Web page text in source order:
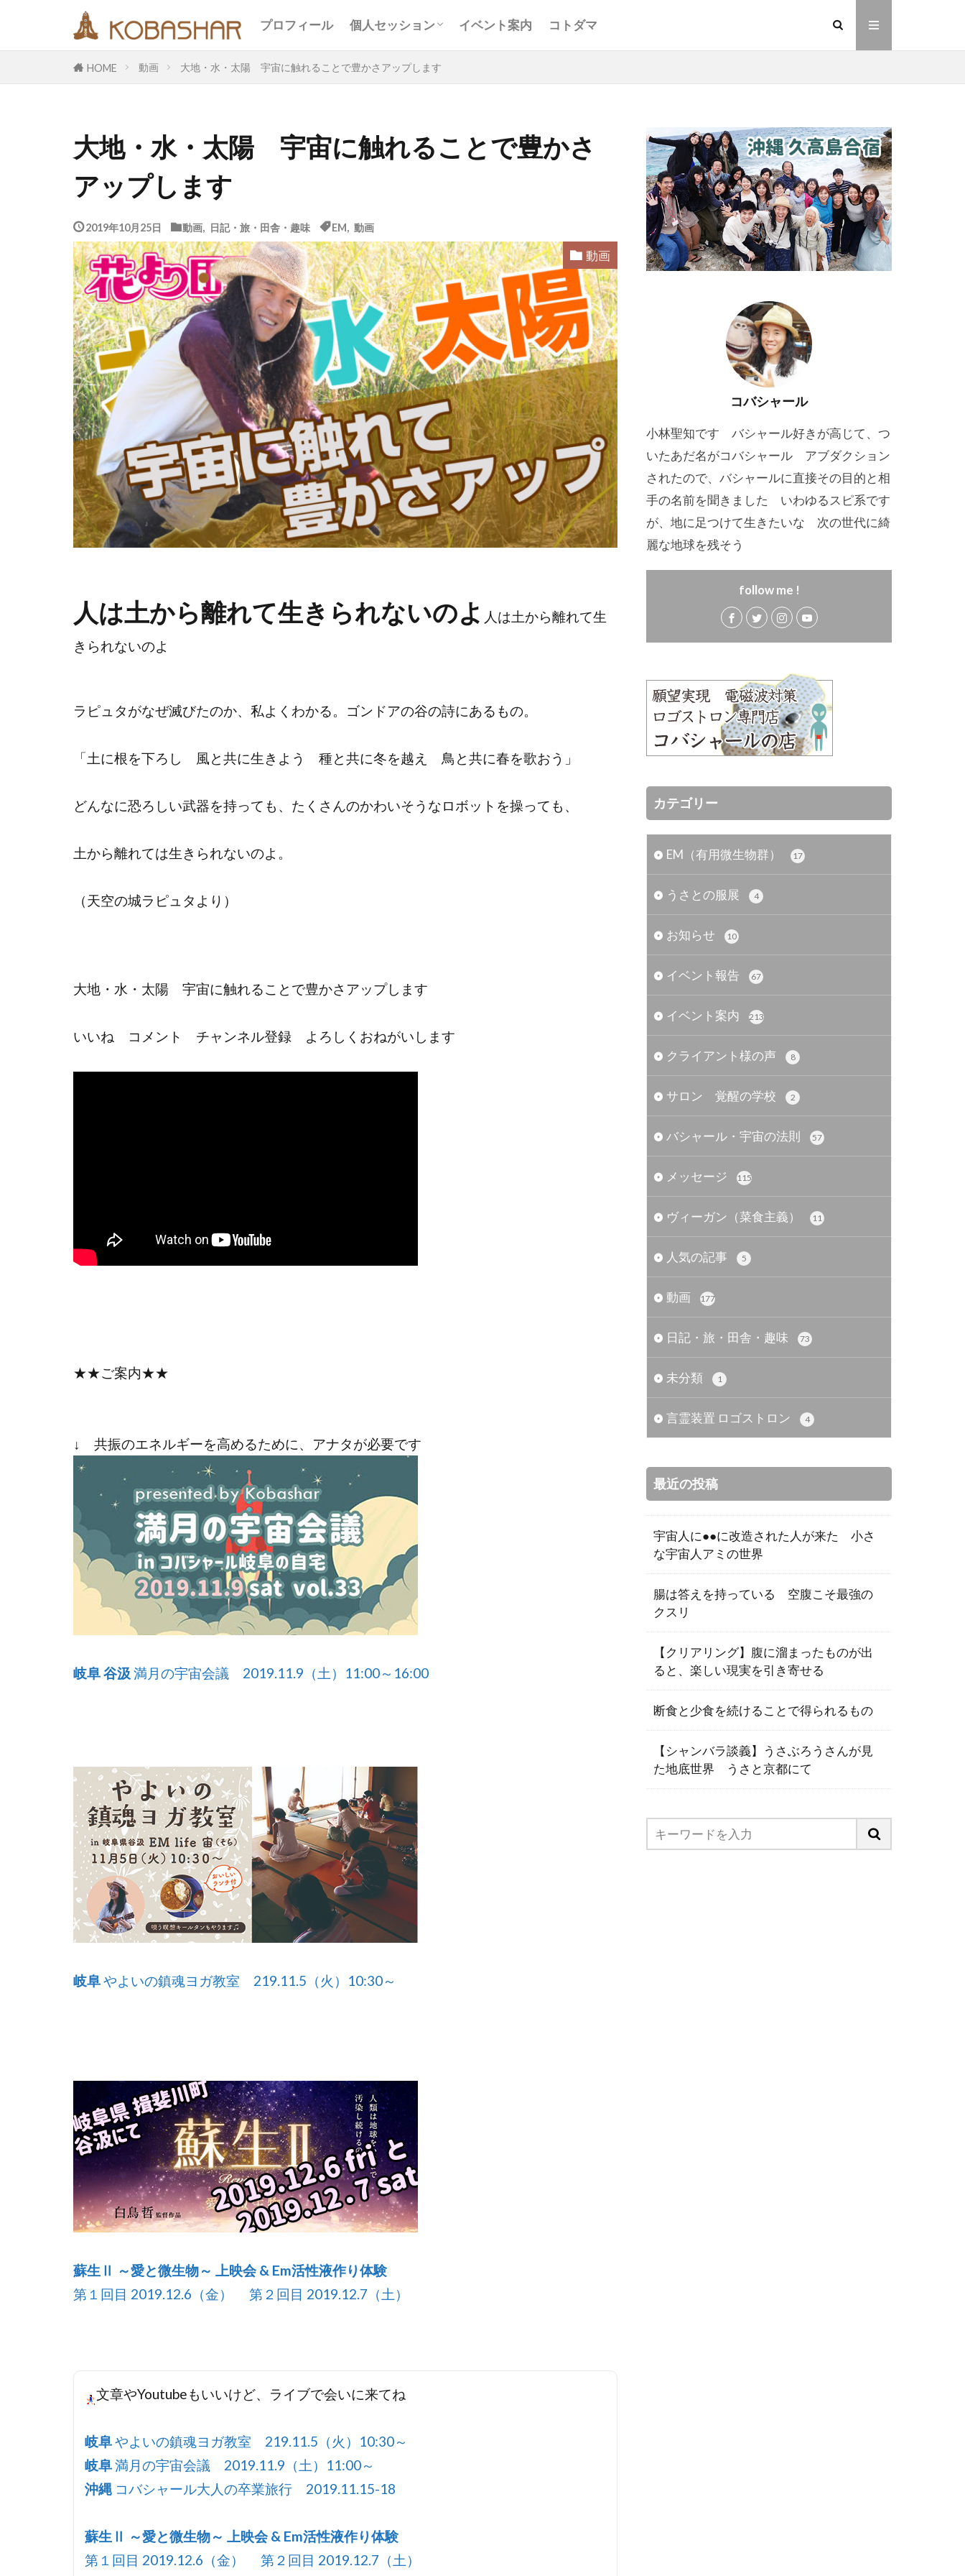
プロフィール 個人セッション
お客様の声
Ｑ＆Ａ
コンサルティング
イベント案内 コトダマ
HOME 動画 大地・水・太陽 宇宙に触れることで豊かさアップします
大地・水・太陽 宇宙に触れることで豊かさ
アップします
2019年10月25日 動画 日記・旅・田舎・趣味 EM 動画
動画
人は土から離れて生きられないのよ 人は土から離れて生
きられないのよ
ラピュタがなぜ滅びたのか、私よくわかる。ゴンドアの谷の詩にあるもの。
「土に根を下ろし 風と共に生きよう 種と共に冬を越え 鳥と共に春を歌おう」
どんなに恐ろしい武器を持っても、たくさんのかわいそうなロボットを操っても、
土から離れては生きられないのよ。
（天空の城ラピュタより）
大地・水・太陽 宇宙に触れることで豊かさアップします
いいね コメント チャンネル登録 よろしくおねがいします
★★ご案内★★
↓ 共振のエネルギーを高めるために、アナタが必要です
岐阜 谷汲 満月の宇宙会議 2019.11.9（土）11:00～16:00
岐阜やよいの鎮魂ヨガ教室 219.11.5（火）10:30～
蘇生Ⅱ ～愛と微生物～ 上映会 & Em活性液作り体験
第１回目 2019.12.6（金） 第２回目 2019.12.7（土）
文章やYoutubeもいいけど、ライブで会いに来てね
岐阜やよいの鎮魂ヨガ教室 219.11.5（火）10:30～
岐阜満月の宇宙会議 2019.11.9（土）11:00～
沖縄 コバシャール大人の卒業旅行 2019.11.15-18
蘇生Ⅱ ～愛と微生物～ 上映会 & Em活性液作り体験
第１回目 2019.12.6（金） 第２回目 2019.12.7（土）
コバシャール
小林聖知です バシャール好きが高じて、つ
いたあだ名がコバシャール アブダクション
されたので、バシャールに直接その目的と相
手の名前を聞きました いわゆるスピ系です
が、地に足つけて生きたいな 次の世代に綺
麗な地球を残そう
follow me !
カテゴリー
EM（有用微生物群） 17
うさとの服展 4
お知らせ 10
イベント報告 67
イベント案内 213
クライアント様の声 8
サロン 覚醒の学校 2
バシャール・宇宙の法則 57
メッセージ 115
ヴィーガン（菜食主義） 11
人気の記事 5
動画 177
日記・旅・田舎・趣味 73
未分類 1
言霊装置 ロゴストロン 4
最近の投稿
宇宙人に●●に改造された人が来た 小さ
な宇宙人アミの世界
腸は答えを持っている 空腹こそ最強の
クスリ
【クリアリング】腹に溜まったものが出
ると、楽しい現実を引き寄せる
断食と少食を続けることで得られるもの
【シャンバラ談義】うさぶろうさんが見
た地底世界 うさと京都にて
タグ
イヤシロチ
バシャール・宇宙の法則
ヘナ
メッセージ
ヨガ 動画
友人
合宿
名古屋 地底人 子供 宇宙人 岐阜 引き寄せの法則
愛
断食
旅 沖縄 満月 石川県 祓い 覚醒の学校
金沢市
鎮魂
非二元
検索